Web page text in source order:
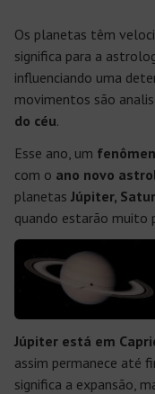
Os planetas têm
significa para a
influenciando uma
movimentos são
do céu.
Esse ano, um
com o ano novo
planetas Júpiter,
quando estarão muito
Júpiter está em
assim permanece até
significa a expansão,